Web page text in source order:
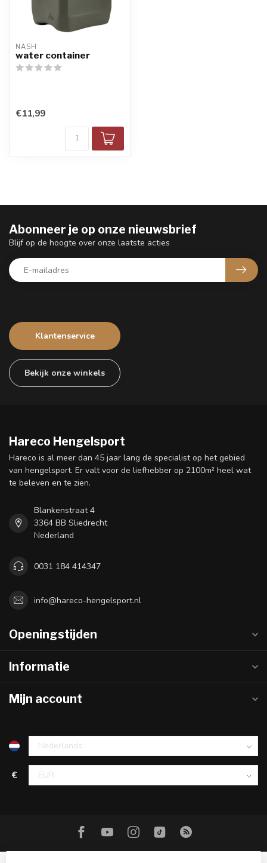
NASH
water container
€11,99
Klantenservice
Bekijk onze winkels
Abonneer je op onze nieuwsbrief
Blijf op de hoogte over onze laatste acties
Hareco Hengelsport
Hareco is al meer dan 45 jaar lang de specialist op het gebied
van hengelsport. Er valt voor de liefhebber op 2100m² heel wat
te beleven en te zien.
Blankenstraat 4
3364 BB Sliedrecht
Nederland
0031 184 414347
info@hareco-hengelsport.nl
Openingstijden
Informatie
Mijn account
€